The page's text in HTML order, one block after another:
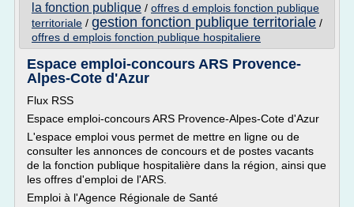
la fonction publique / offres d emplois fonction publique
territoriale / gestion fonction publique territoriale /
offres d emplois fonction publique hospitaliere
Espace emploi-concours ARS Provence-
Alpes-Cote d'Azur
Flux RSS
Espace emploi-concours ARS Provence-Alpes-Cote d'Azur
L'espace emploi vous permet de mettre en ligne ou de
consulter les annonces de concours et de postes vacants
de la fonction publique hospitalière dans la région, ainsi que
les offres d'emploi de l'ARS.
Emploi à l'Agence Régionale de Santé